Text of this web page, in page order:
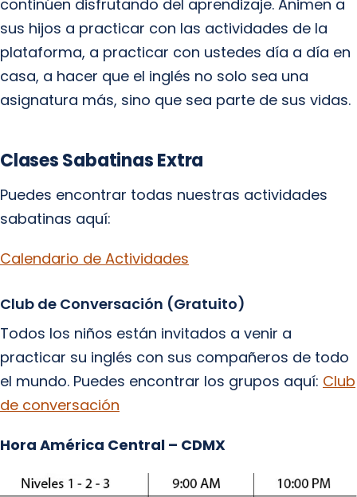
continúen disfrutando del aprendizaje. Animen a
sus hijos a practicar con las actividades de la
plataforma, a practicar con ustedes día a día en
casa, a hacer que el inglés no solo sea una
asignatura más, sino que sea parte de sus vidas.
Clases Sabatinas Extra
Puedes encontrar todas nuestras actividades
sabatinas aquí:
Calendario de Actividades
Club de Conversación (Gratuito)
Todos los niños están invitados a venir a
practicar su inglés con sus compañeros de todo
el mundo. Puedes encontrar los grupos aquí: Club
de conversación
Hora América Central – CDMX